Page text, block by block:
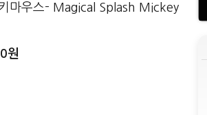
마우스- Magical Splash Mickey
원